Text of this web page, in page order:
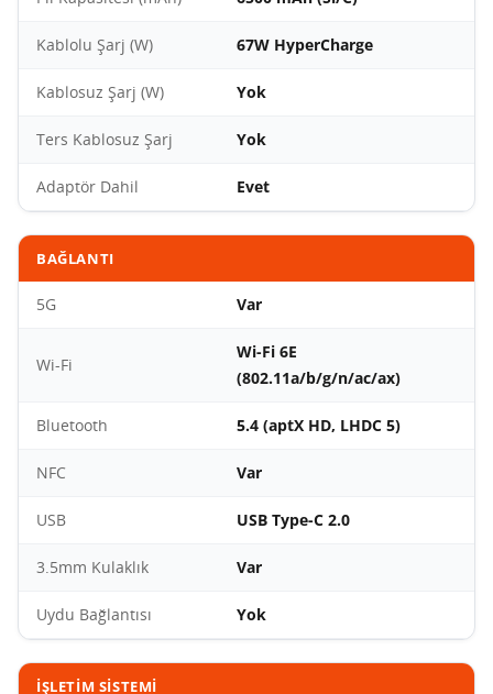
Kablolu Şarj (W) 67W HyperCharge
Kablosuz Şarj (W) Yok
Ters Kablosuz Şarj Yok
Adaptör Dahil Evet
BAĞLANTI
5G Var
Wi-Fi
Wi-Fi 6E
(802.11a/b/g/n/ac/ax)
Bluetooth 5.4 (aptX HD, LHDC 5)
NFC Var
USB USB Type-C 2.0
3.5mm Kulaklık Var
Uydu Bağlantısı Yok
İŞLETIM SISTEMI